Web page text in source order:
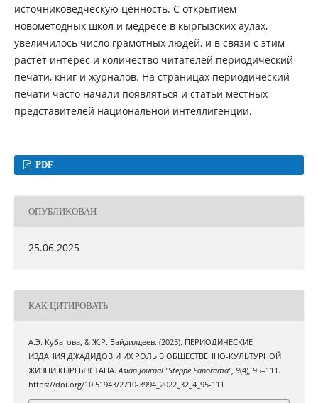
источниковедческую ценность. С открытием
новометодных школ и медресе в кыргызских аулах,
увеличилось число грамотных людей, и в связи с этим
растёт интерес и количество читателей периодический
печати, книг и журналов. На страницах периодический
печати часто начали появляться и статьи местных
представителей национальной интеллигенции.
PDF
ОПУБЛИКОВАН
25.06.2025
КАК ЦИТИРОВАТЬ
А.Э. Кубатова, & Ж.Р. Байдилдеев. (2025). ПЕРИОДИЧЕСКИЕ
ИЗДАНИЯ ДЖАДИДОВ И ИХ РОЛЬ В ОБЩЕСТВЕННО-КУЛЬТУРНОЙ
ЖИЗНИ КЫРГЫЗСТАНА.Asian Journal "Steppe Panorama", 9(4), 95–111.
https://doi.org/10.51943/2710-3994_2022_32_4_95-111